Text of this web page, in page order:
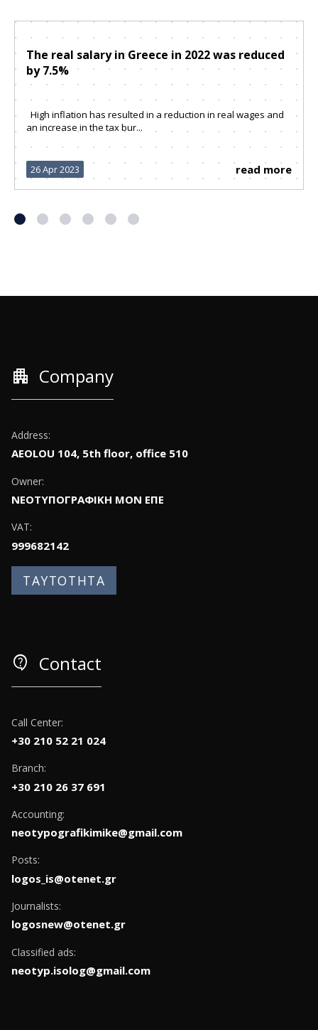
The real salary in Greece in 2022 was reduced
by 7.5%
High inflation has resulted in a reduction in real wages and
an increase in the tax bur...
26 Apr 2023 read more
apartment Company
Address:
AEOLOU 104, 5th floor, office 510
Owner:
ΝΕΟΤΥΠΟΓΡΑΦΙΚΗ ΜΟΝ ΕΠΕ
VAT:
999682142
ΤΑΥΤΟΤΗΤΑ
contact_support Contact
Call Center:
+30 210 52 21 024
Branch:
+30 210 26 37 691
Accounting:
neotypografikimike@gmail.com
Posts:
logos_is@otenet.gr
Journalists:
logosnew@otenet.gr
Classified ads:
neotyp.isolog@gmail.com